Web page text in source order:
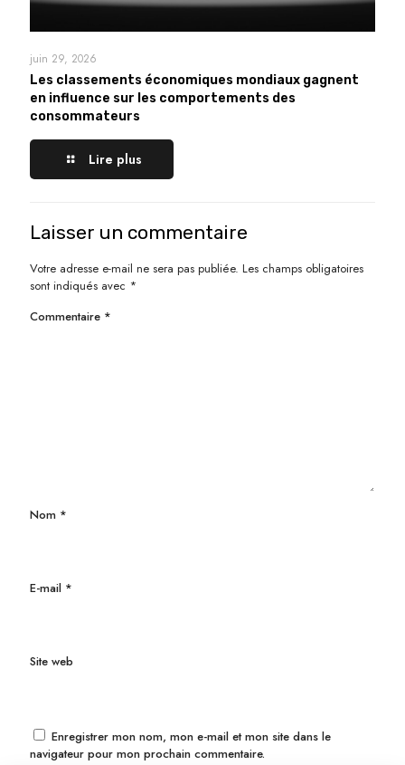
juin 29, 2026
Les classements économiques mondiaux gagnent
en influence sur les comportements des
consommateurs
Lire plus
Laisser un commentaire
Votre adresse e-mail ne sera pas publiée. Les champs obligatoires
sont indiqués avec *
Commentaire *
Nom *
E-mail *
Site web
Enregistrer mon nom, mon e-mail et mon site dans le
navigateur pour mon prochain commentaire.